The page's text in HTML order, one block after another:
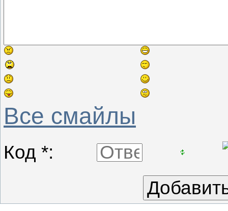
Все смайлы
Код *: